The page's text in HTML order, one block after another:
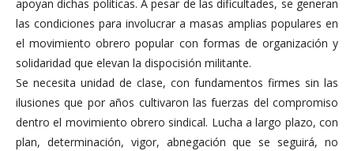
apoyan dichas políticas. A pesar de las dificultades, se generan
las condiciones para involucrar a masas amplias populares en
el movimiento obrero popular con formas de organización y
solidaridad que elevan la dispocisión militante.
Se necesita unidad de clase, con fundamentos firmes sin las
ilusiones que por años cultivaron las fuerzas del compromiso
dentro el movimiento obrero sindical. Lucha a largo plazo, con
plan, determinación, vigor, abnegación que se seguirá, no